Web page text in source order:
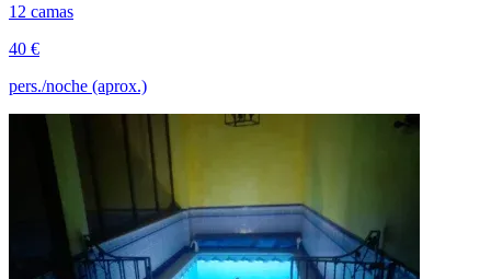
12 camas
40 €
pers./noche (aprox.)